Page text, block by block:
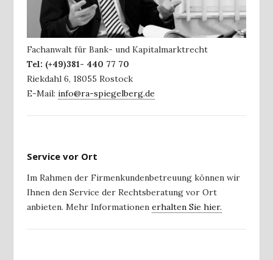
Fachanwalt für Bank- und Kapitalmarktrecht
Tel: (+49)381- 440 77 70
Riekdahl 6, 18055 Rostock
E-Mail: info@ra-spiegelberg.de
Service vor Ort
Im Rahmen der Firmenkundenbetreuung können wir
Ihnen den Service der Rechtsberatung vor Ort
anbieten. Mehr Informationen erhalten Sie hier.